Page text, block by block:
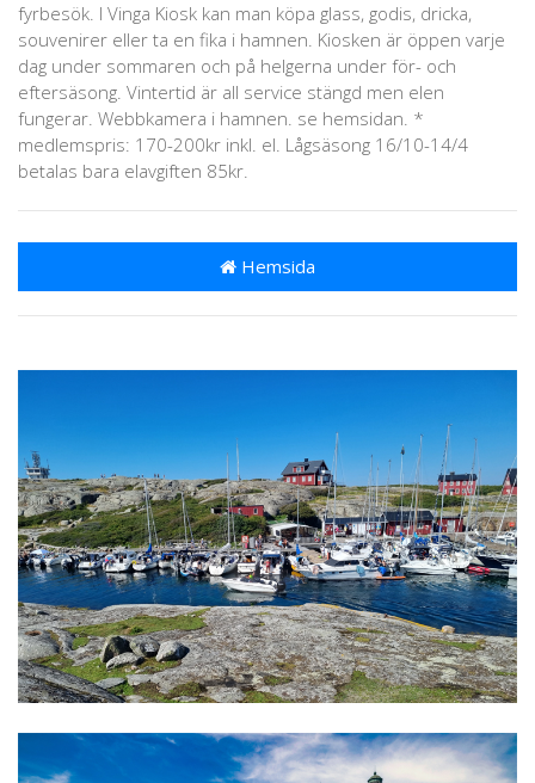
fyrbesök. I Vinga Kiosk kan man köpa glass, godis, dricka,
souvenirer eller ta en fika i hamnen. Kiosken är öppen varje
dag under sommaren och på helgerna under för- och
eftersäsong. Vintertid är all service stängd men elen
fungerar. Webbkamera i hamnen. se hemsidan. *
medlemspris: 170-200kr inkl. el. Lågsäsong 16/10-14/4
betalas bara elavgiften 85kr.
Hemsida